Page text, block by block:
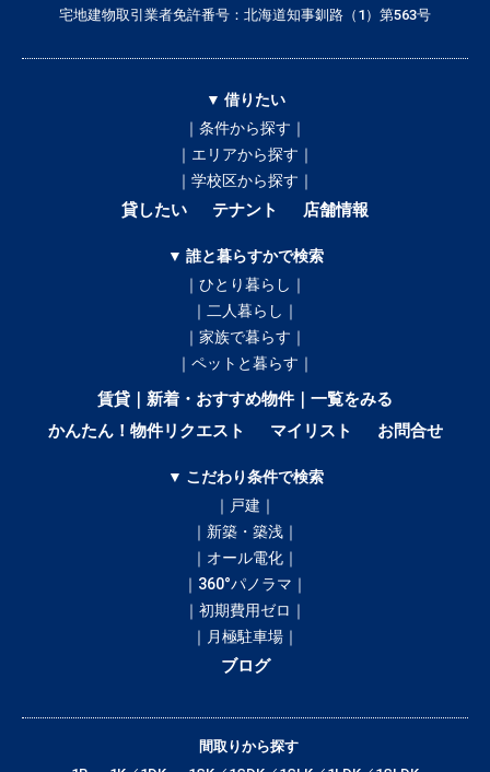
宅地建物取引業者免許番号：北海道知事釧路（1）第563号
▼ 借りたい
｜条件から探す｜
｜エリアから探す｜
｜学校区から探す｜
貸したい テナント 店舗情報
▼ 誰と暮らすかで検索
｜ひとり暮らし｜
｜二人暮らし｜
｜家族で暮らす｜
｜ペットと暮らす｜
賃貸｜新着・おすすめ物件｜一覧をみる
かんたん！物件リクエスト
マイリスト お問合せ
▼ こだわり条件で検索
｜戸建｜
｜新築・築浅｜
｜オール電化｜
｜360°パノラマ｜
｜初期費用ゼロ｜
｜月極駐車場｜
ブログ
間取りから探す